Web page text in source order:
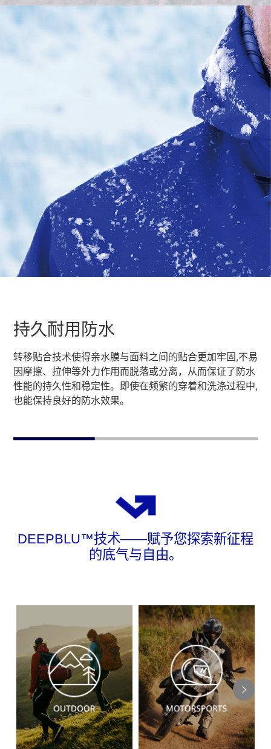
持久耐用防水
转移贴合技术使得亲水膜与面料之间的贴合更加牢固,不易
因摩擦、拉伸等外力作用而脱落或分离，从而保证了防水
性能的持久性和稳定性。即使在频繁的穿着和洗涤过程中,
也能保持良好的防水效果。
DEEPBLU™技术——赋予您探索新征程
的底气与自由。